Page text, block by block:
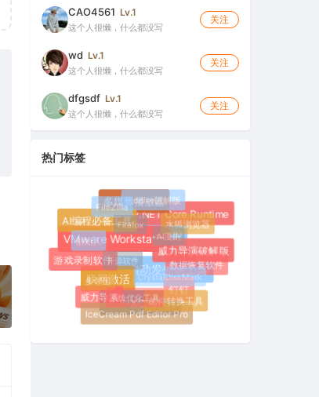
CAO4561 Lv.1
这个人很懒，什么都没写
关注
wd Lv.1
这个人很懒，什么都没写
关注
dfgsdf Lv.1
这个人很懒，什么都没写
关注
热门标签
SEO自动发外链工具
Inno Setup
VMware Workstatio
联网激活
PDF-XChange
钉钉
威力导演破解版
ASP.NET Core Runtime
多媒体播放器
AI编程必备工具
游戏录制软件
威力导演
IceCream Pdf Editor Pro
邮件转换工具
数据恢复软件
水狐浏览器
Fiddler破解版
FileZilla
创始人
多邻国
系统优化工具
CrystalDiskMark
AI漫剧
Firefox
开源软件